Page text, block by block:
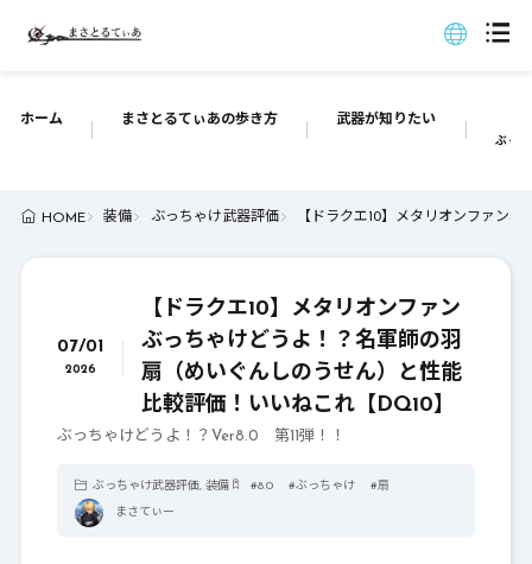
ホーム まさとるてぃあの歩き方 武器が知りたい
ぶっ
HOME 装備 ぶっちゃけ武器評価 【ドラクエ10】メタリオンファン
07/01
2026
【ドラクエ10】メタリオンファン
ぶっちゃけどうよ！？名軍師の羽
扇（めいぐんしのうせん）と性能
比較評価！いいねこれ【DQ10】
ぶっちゃけどうよ！？Ver8.0 第11弾！！
ぶっちゃけ武器評価, 装備 #8.0 #ぶっちゃけ #扇
まさてぃー